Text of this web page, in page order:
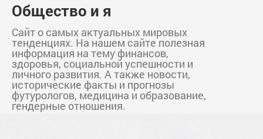
Общество и я
Сайт о самых актуальных мировых
тенденциях. На нашем сайте полезная
информация на тему финансов,
здоровья, социальной успешности и
личного развития. А также новости,
исторические факты и прогнозы
футурологов, медицина и образование,
гендерные отношения.